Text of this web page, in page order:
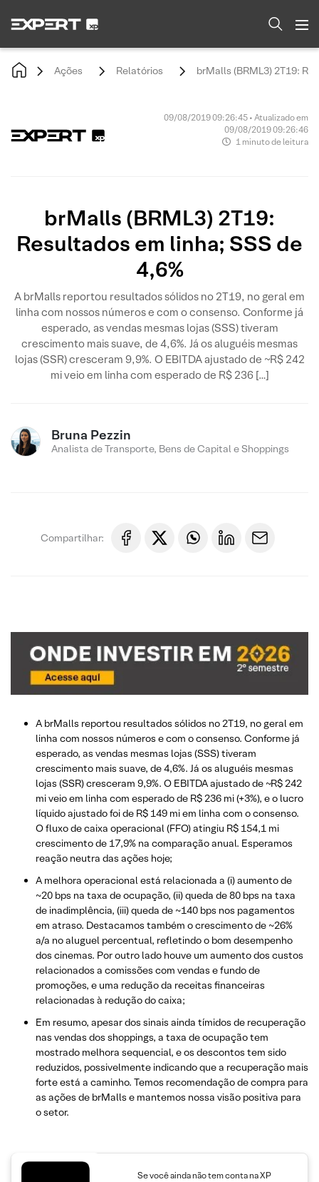
Ações Relatórios brMalls (BRML3) 2T19:
09/08/2019 09:26:45 • Atualizado em
09/08/2019 09:26:46
1 minuto de leitura
brMalls (BRML3) 2T19:
Resultados em linha; SSS de
4,6%
A brMalls reportou resultados sólidos no 2T19, no geral em
linha com nossos números e com o consenso. Conforme já
esperado, as vendas mesmas lojas (SSS) tiveram
crescimento mais suave, de 4,6%. Já os aluguéis mesmas
lojas (SSR) cresceram 9,9%. O EBITDA ajustado de ~R$ 242
mi veio em linha com esperado de R$ 236 […]
Bruna Pezzin
Analista de Transporte, Bens de Capital e Shoppings
Compartilhar:
A brMalls reportou resultados sólidos no 2T19, no geral em
linha com nossos números e com o consenso. Conforme já
esperado, as vendas mesmas lojas (SSS) tiveram
crescimento mais suave, de 4,6%. Já os aluguéis mesmas
lojas (SSR) cresceram 9,9%. O EBITDA ajustado de ~R$ 242
mi veio em linha com esperado de R$ 236 mi (+3%), e o lucro
líquido ajustado foi de R$ 149 mi em linha com o consenso.
O fluxo de caixa operacional (FFO) atingiu R$ 154,1 mi
crescimento de 17,9% na comparação anual. Esperamos
reação neutra das ações hoje;
A melhora operacional está relacionada a (i) aumento de
~20 bps na taxa de ocupação, (ii) queda de 80 bps na taxa
de inadimplência, (iii) queda de ~140 bps nos pagamentos
em atraso. Destacamos também o crescimento de ~26%
a/a no aluguel percentual, refletindo o bom desempenho
dos cinemas. Por outro lado houve um aumento dos custos
relacionados a comissões com vendas e fundo de
promoções, e uma redução da receitas financeiras
relacionadas à redução do caixa;
Em resumo, apesar dos sinais ainda tímidos de recuperação
nas vendas dos shoppings, a taxa de ocupação tem
mostrado melhora sequencial, e os descontos tem sido
reduzidos, possivelmente indicando que a recuperação mais
forte está a caminho. Temos recomendação de compra para
as ações de brMalls e mantemos nossa visão positiva para
o setor.
Se você ainda não tem conta na XP